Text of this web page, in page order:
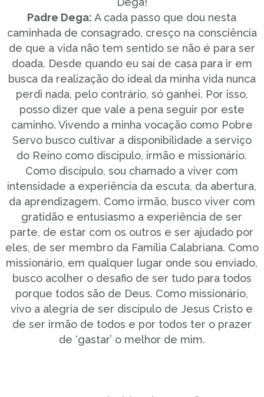
Padre Dega: A cada passo que dou nesta
caminhada de consagrado, cresço na consciência
de que a vida não tem sentido se não é para ser
doada. Desde quando eu saí de casa para ir em
busca da realização do ideal da minha vida nunca
perdi nada, pelo contrário, só ganhei. Por isso,
posso dizer que vale a pena seguir por este
caminho. Vivendo a minha vocação como Pobre
Servo busco cultivar a disponibilidade a serviço
do Reino como discípulo, irmão e missionário.
Como discípulo, sou chamado a viver com
intensidade a experiência da escuta, da abertura,
da aprendizagem. Como irmão, busco viver com
gratidão e entusiasmo a experiência de ser
parte, de estar com os outros e ser ajudado por
eles, de ser membro da Família Calabriana. Como
missionário, em qualquer lugar onde sou enviado,
busco acolher o desafio de ser tudo para todos
porque todos são de Deus. Como missionário,
vivo a alegria de ser discípulo de Jesus Cristo e
de ser irmão de todos e por todos ter o prazer
de ‘gastar’ o melhor de mim.